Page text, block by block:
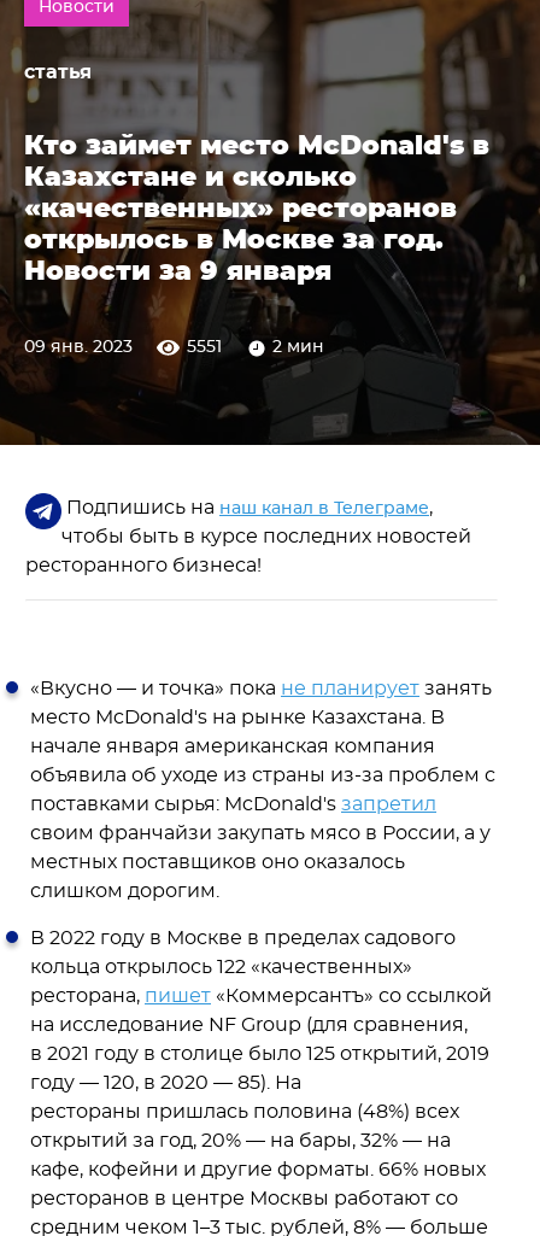
Новости
статья
Кто займет место McDonald's в
Казахстане и сколько
«качественных» ресторанов
открылось в Москве за год.
Новости за 9 января
09 янв. 2023 5551 2 мин
Подпишись на наш канал в Телеграме,
чтобы быть в курсе последних новостей
ресторанного бизнеса!
«Вкусно — и точка» пока не планирует занять
место McDonald's на рынке Казахстана. В
начале января американская компания
объявила об уходе из страны из-за проблем с
поставками сырья: McDonald's запретил
своим франчайзи закупать мясо в России, а у
местных поставщиков оно оказалось
слишком дорогим.
В 2022 году в Москве в пределах садового
кольца открылось 122 «качественных»
ресторана, пишет «Коммерсантъ» со ссылкой
на исследование NF Group (для сравнения,
в 2021 году в столице было 125 открытий, 2019
году — 120, в 2020 — 85). На
рестораны пришлась половина (48%) всех
открытий за год, 20% — на бары, 32% — на
кафе, кофейни и другие форматы. 66% новых
ресторанов в центре Москвы работают со
средним чеком 1–3 тыс. рублей, 8% — больше